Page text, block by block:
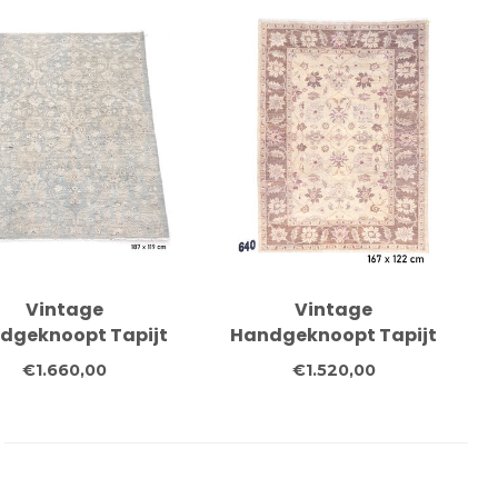
Bloemenmotief
Vintage
Tapijt
Patroon -
x 119 cm - Blauwe
€1.660,00
Vintage
Handgeknoopt Tapijt
- Ziegler Patroon - 167
x 122 cm - Beige en
€1.520,00